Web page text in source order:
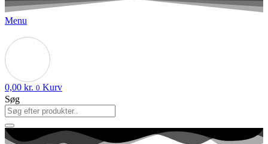
Menu
0,00 kr. 0 Kurv
Søg